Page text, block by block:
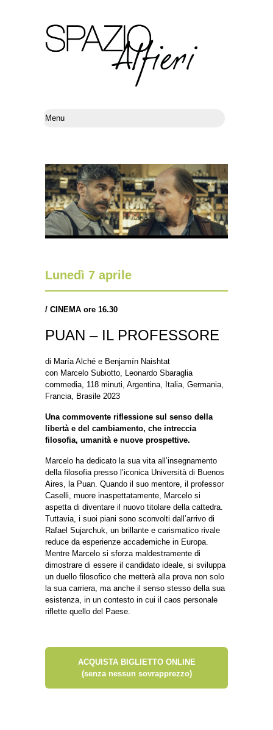
Lunedì 7 aprile
/ CINEMA ore 16.30
PUAN – IL PROFESSORE
di María Alché e Benjamín Naishtat
con Marcelo Subiotto, Leonardo Sbaraglia
commedia, 118 minuti, Argentina, Italia, Germania,
Francia, Brasile 2023
Una commovente riflessione sul senso della
libertà e del cambiamento, che intreccia
filosofia, umanità e nuove prospettive.
Marcelo ha dedicato la sua vita all’insegnamento
della filosofia presso l’iconica Università di Buenos
Aires, la Puan. Quando il suo mentore, il professor
Caselli, muore inaspettatamente, Marcelo si
aspetta di diventare il nuovo titolare della cattedra.
Tuttavia, i suoi piani sono sconvolti dall’arrivo di
Rafael Sujarchuk, un brillante e carismatico rivale
reduce da esperienze accademiche in Europa.
Mentre Marcelo si sforza maldestramente di
dimostrare di essere il candidato ideale, si sviluppa
un duello filosofico che metterà alla prova non solo
la sua carriera, ma anche il senso stesso della sua
esistenza, in un contesto in cui il caos personale
riflette quello del Paese.
ACQUISTA BIGLIETTO ONLINE
(senza nessun sovrapprezzo)